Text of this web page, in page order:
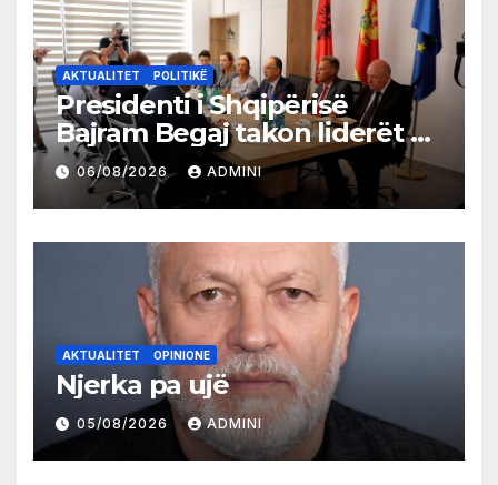
AKTUALITET POLITIKË
Presidenti i Shqipërisë
Bajram Begaj takon liderët e
partive shqiptare në Ulqin
06/08/2026 ADMINI
AKTUALITET OPINIONE
Njerka pa ujë
05/08/2026 ADMINI